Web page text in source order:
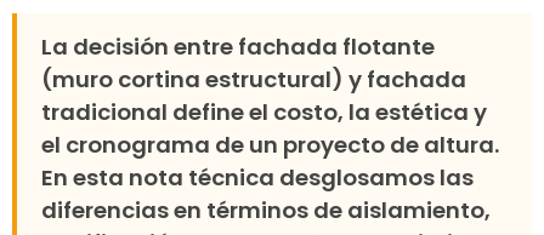
La decisión entre fachada flotante
(muro cortina estructural) y fachada
tradicional define el costo, la estética y
el cronograma de un proyecto de altura.
En esta nota técnica desglosamos las
diferencias en términos de aislamiento,